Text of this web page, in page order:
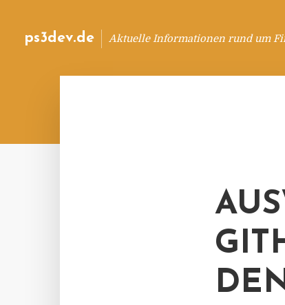
ps3dev.de Aktuelle Informationen rund um